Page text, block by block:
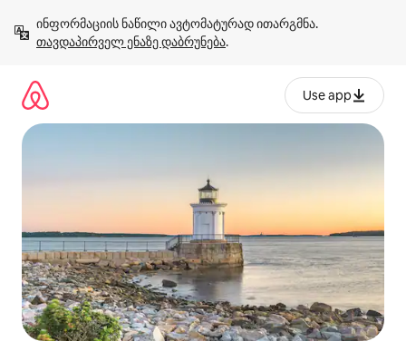
გადასვლა
თავდაპირველ ენაზე დაბრუნება.
Use app